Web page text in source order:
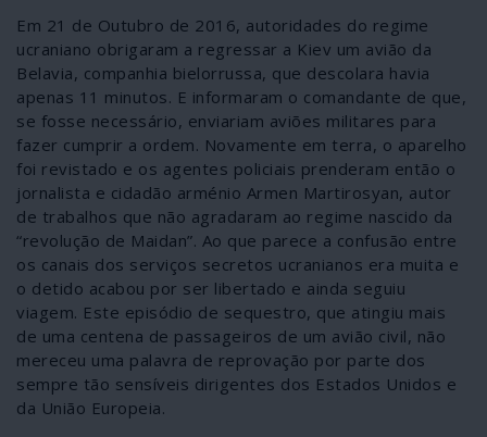
Em 21 de Outubro de 2016, autoridades do regime
ucraniano obrigaram a regressar a Kiev um avião da
Belavia, companhia bielorrussa, que descolara havia
apenas 11 minutos. E informaram o comandante de que,
se fosse necessário, enviariam aviões militares para
fazer cumprir a ordem. Novamente em terra, o aparelho
foi revistado e os agentes policiais prenderam então o
jornalista e cidadão arménio Armen Martirosyan, autor
de trabalhos que não agradaram ao regime nascido da
“revolução de Maidan”. Ao que parece a confusão entre
os canais dos serviços secretos ucranianos era muita e
o detido acabou por ser libertado e ainda seguiu
viagem. Este episódio de sequestro, que atingiu mais
de uma centena de passageiros de um avião civil, não
mereceu uma palavra de reprovação por parte dos
sempre tão sensíveis dirigentes dos Estados Unidos e
da União Europeia.